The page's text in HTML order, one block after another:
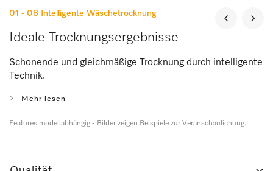
01 - 08 Intelligente Wäschetrocknung
Ideale Trocknungsergebnisse
Schonende und gleichmäßige Trocknung durch intelligente
Technik.
Mehr lesen
Features modellabhängig - Bilder zeigen Beispiele zur Veranschaulichung.